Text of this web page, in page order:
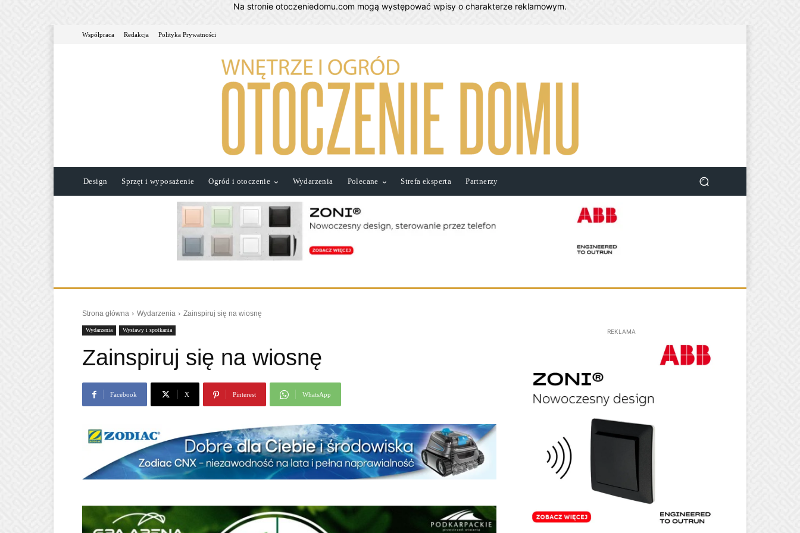
Na stronie otoczeniedomu.com mogą występować wpisy o charakterze reklamowym.
Współpraca Redakcja Polityka Prywatności
Design Sprzęt i wyposażenie Ogród i otoczenie Wydarzenia Polecane Strefa eksperta Partnerzy
Strona główna Wydarzenia Zainspiruj się na wiosnę
Wydarzenia Wystawy i spotkania
Zainspiruj się na wiosnę
Facebook X Pinterest WhatsApp
REKLAMA